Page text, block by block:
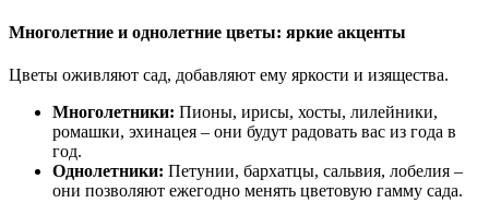
Многолетние и однолетние цветы: яркие акценты
Цветы оживляют сад, добавляют ему яркости и изящества.
Многолетники: Пионы, ирисы, хосты, лилейники,
ромашки, эхинацея – они будут радовать вас из года в
год.
Однолетники: Петунии, бархатцы, сальвия, лобелия –
они позволяют ежегодно менять цветовую гамму сада.